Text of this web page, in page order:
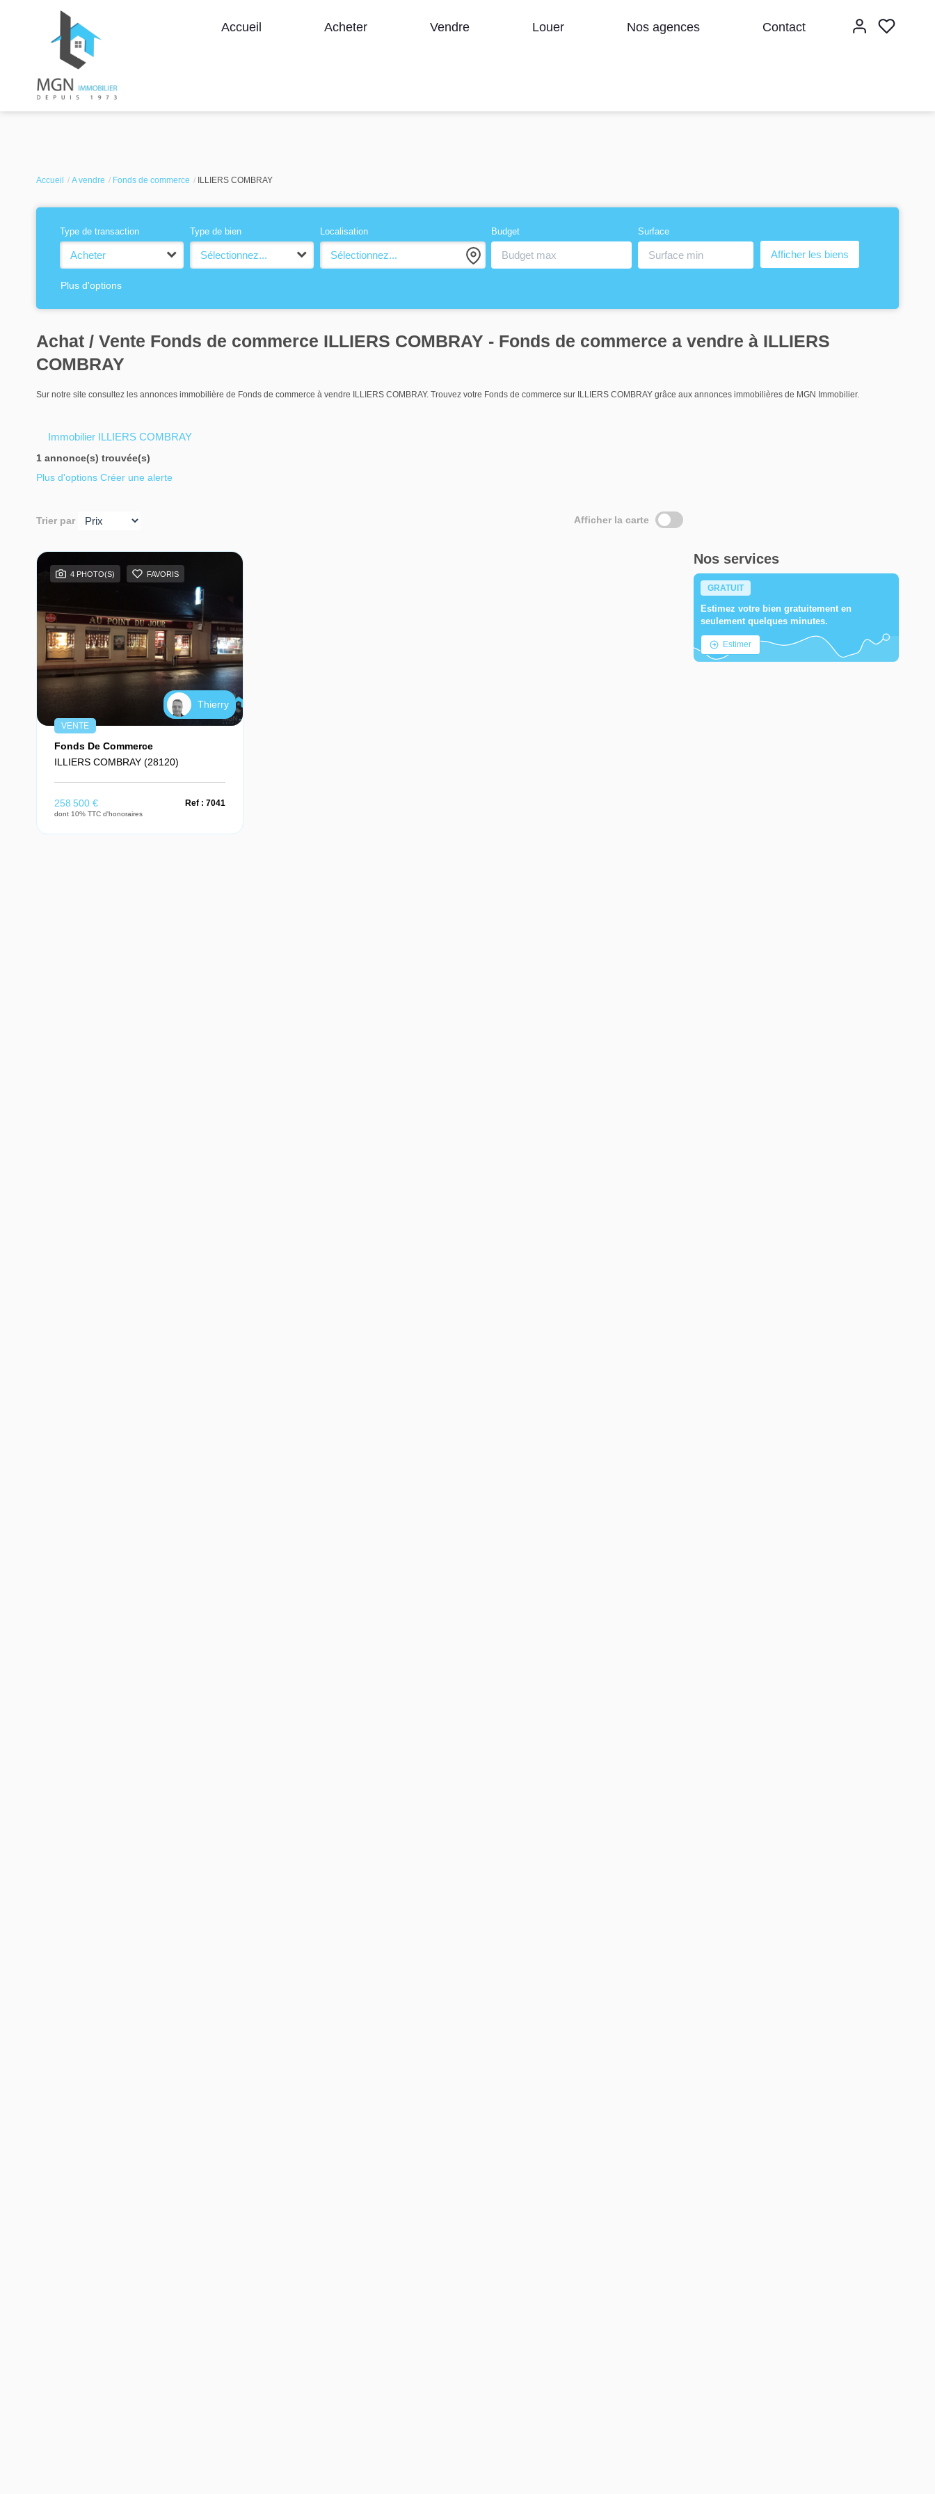
Accueil Acheter Vendre Louer Nos agences Contact
Accueil A vendre Fonds de commerce ILLIERS COMBRAY
Type de transaction
Acheter
Type de bien
Sélectionnez...
Localisation
Sélectionnez...
Budget Surface
Plus d'options
Achat / Vente Fonds de commerce ILLIERS COMBRAY - Fonds de commerce a vendre à ILLIERS
COMBRAY
Sur notre site consultez les annonces immobilière de Fonds de commerce à vendre ILLIERS COMBRAY. Trouvez votre Fonds de commerce sur ILLIERS COMBRAY grâce aux annonces immobilières de MGN Immobilier.
Immobilier ILLIERS COMBRAY
1 annonce(s) trouvée(s)
Plus d'options Créer une alerte
Trier par Afficher la carte
4 PHOTO(S) FAVORIS
Thierry
VENTE
Fonds De Commerce
ILLIERS COMBRAY (28120)
258 500 €
dont 10% TTC d'honoraires
Ref : 7041
Nos services
GRATUIT
Estimez votre bien gratuitement en
seulement quelques minutes.
Estimer